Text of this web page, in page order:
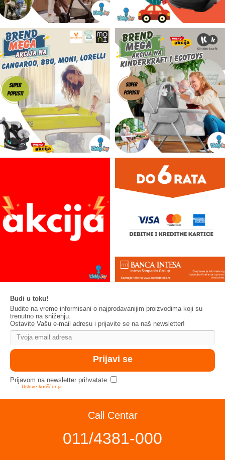
Budi u toku!
Budite na vreme informisani o najprodavanijim proizvodima koji su
trenutno na sniženju.
Ostavite Vašu e-mail adresu i prijavite se na naš newsletter!
Prijavom na newsletter prihvatate
Uslove korišćenja
Call Centar
011/4381-000